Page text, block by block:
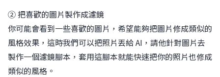
② 把喜歡的圖片製作成濾鏡
你可能會看到一些喜歡的圖片，希望能夠把圖片修成類似的
風格效果，這時我們可以把照片丟給 AI，請他針對圖片去
製作一個濾鏡腳本，套用這腳本就能快速把你的照片也修成
類似的風格。